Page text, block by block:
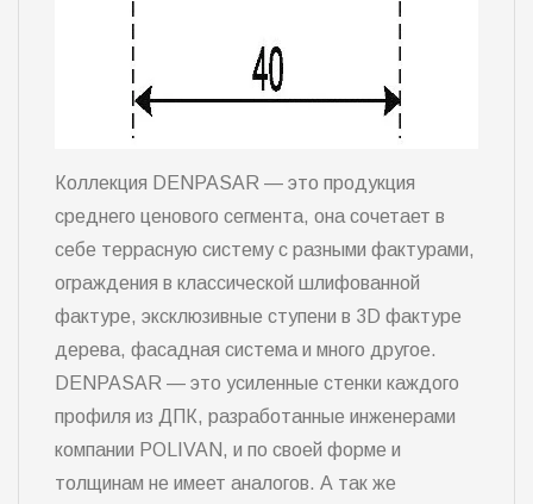
Коллекция DENPASAR — это продукция
среднего ценового сегмента, она сочетает в
себе террасную систему с разными фактурами,
ограждения в классической шлифованной
фактуре, эксклюзивные ступени в 3D фактуре
дерева, фасадная система и много другое.
DENPASAR — это усиленные стенки каждого
профиля из ДПК, разработанные инженерами
компании POLIVAN, и по своей форме и
толщинам не имеет аналогов. А так же